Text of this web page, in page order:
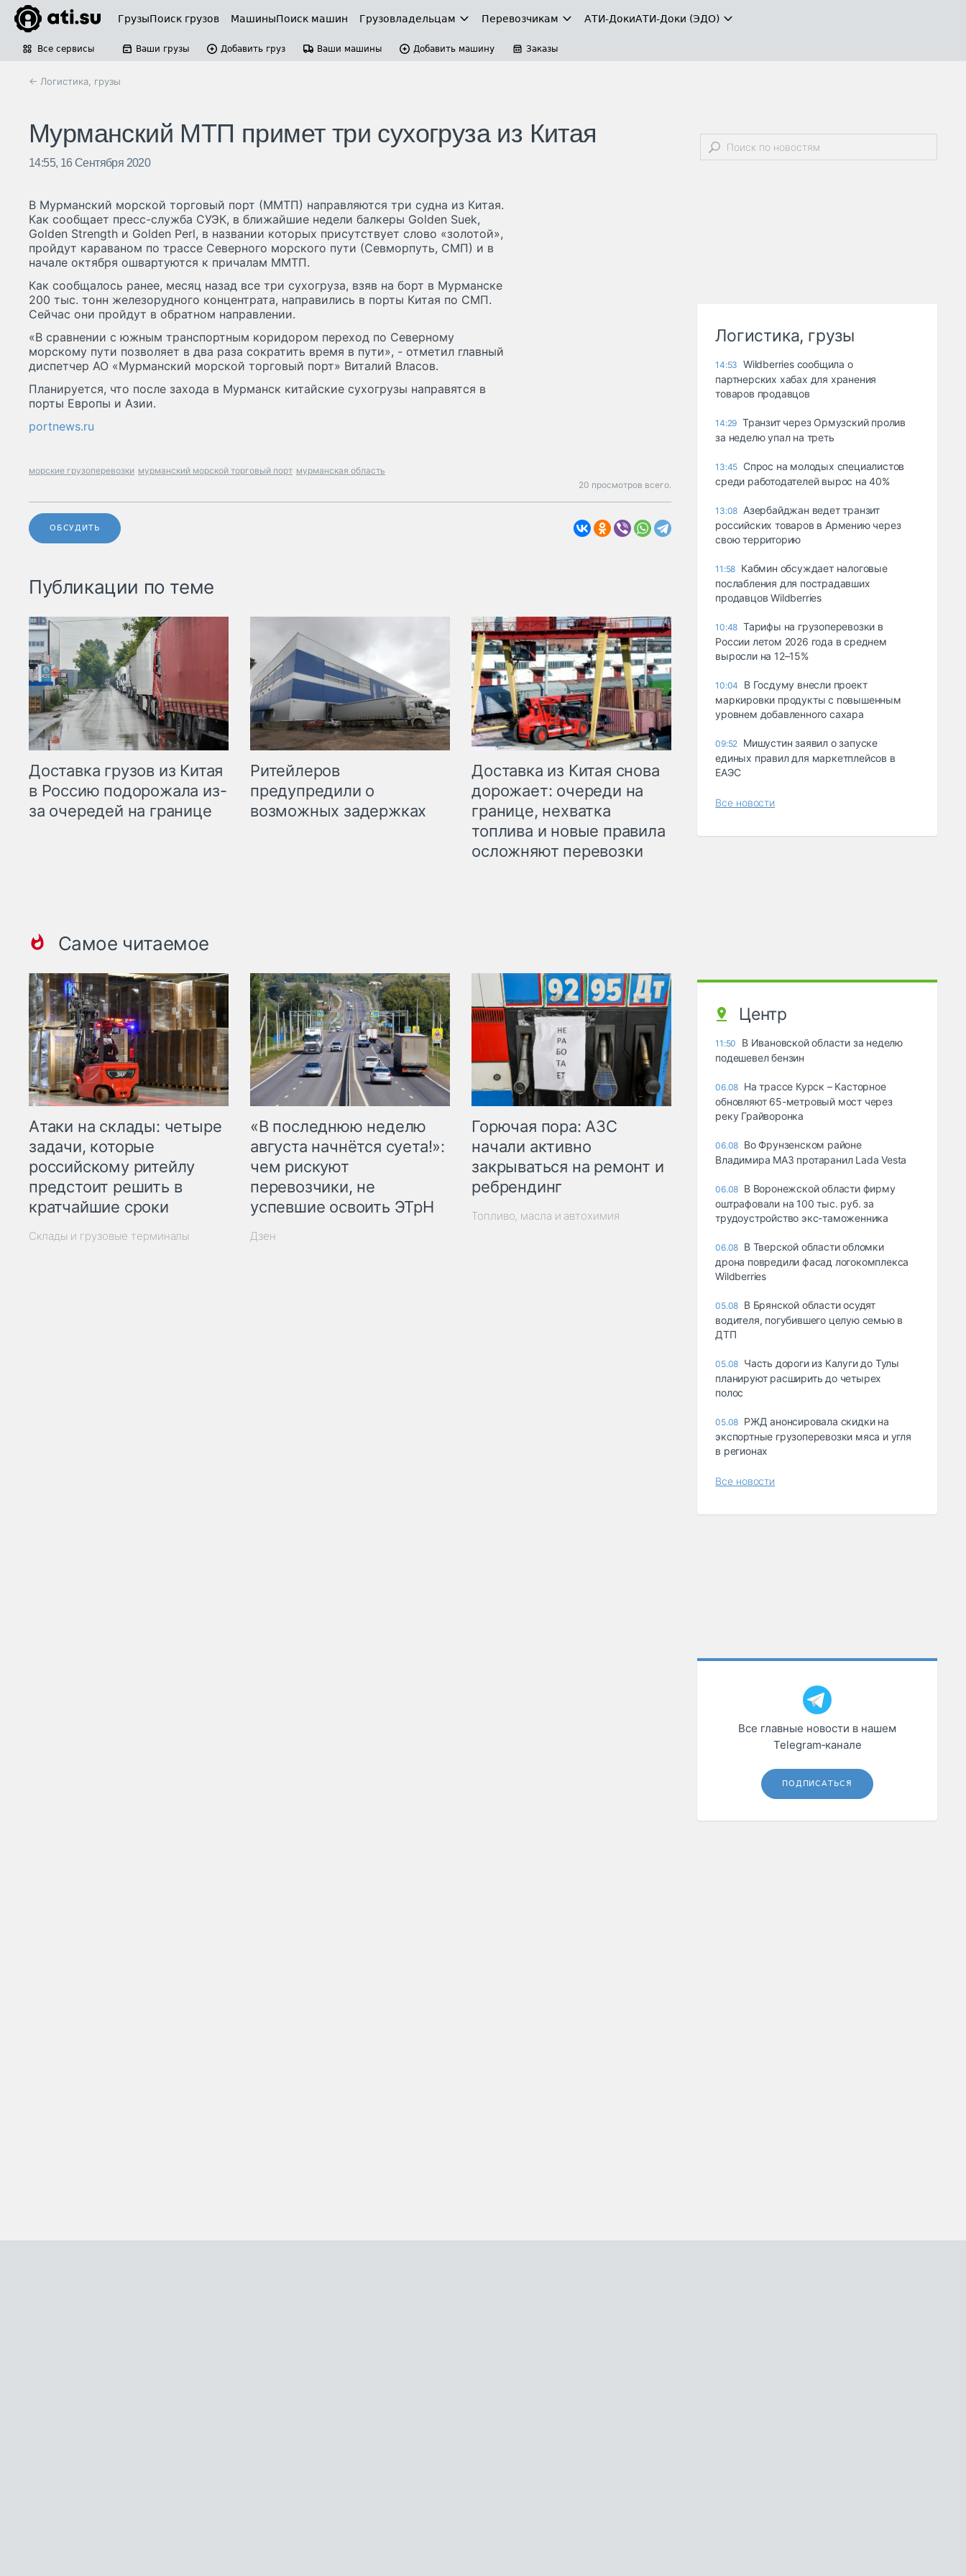
ГрузыПоиск грузов МашиныПоиск машин Грузовладельцам Перевозчикам АТИ-ДокиАТИ-Доки (ЭДО)
Все сервисы Ваши грузы Добавить груз Ваши машины Добавить машину Заказы
← Логистика, грузы
Мурманский МТП примет три сухогруза из Китая
14:55, 16 Сентября 2020
В Мурманский морской торговый порт (ММТП) направляются три судна из Китая.
Как сообщает пресс-служба СУЭК, в ближайшие недели балкеры Golden Suek,
Golden Strength и Golden Perl, в названии которых присутствует слово «золотой»,
пройдут караваном по трассе Северного морского пути (Севморпуть, СМП) и в
начале октября ошвартуются к причалам ММТП.
Как сообщалось ранее, месяц назад все три сухогруза, взяв на борт в Мурманске
200 тыс. тонн железорудного концентрата, направились в порты Китая по СМП.
Сейчас они пройдут в обратном направлении.
«В сравнении с южным транспортным коридором переход по Северному
морскому пути позволяет в два раза сократить время в пути», - отметил главный
диспетчер АО «Мурманский морской торговый порт» Виталий Власов.
Планируется, что после захода в Мурманск китайские сухогрузы направятся в
порты Европы и Азии.
portnews.ru
морские грузоперевозки мурманский морской торговый порт мурманская область
20 просмотров всего.
ОБСУДИТЬ
Публикации по теме
Доставка грузов из Китая
в Россию подорожала из-
за очередей на границе
Ритейлеров
предупредили о
возможных задержках
Доставка из Китая снова
дорожает: очереди на
границе, нехватка
топлива и новые правила
осложняют перевозки
Самое читаемое
Атаки на склады: четыре
задачи, которые
российскому ритейлу
предстоит решить в
кратчайшие сроки
Склады и грузовые терминалы
«В последнюю неделю
августа начнётся суета!»:
чем рискуют
перевозчики, не
успевшие освоить ЭТрН
Дзен
Горючая пора: АЗС
начали активно
закрываться на ремонт и
ребрендинг
Топливо, масла и автохимия
Логистика, грузы
14:53
Wildberries сообщила о
партнерских хабах для хранения
товаров продавцов
14:29 Транзит через Ормузский пролив
за неделю упал на треть
13:45 Спрос на молодых специалистов
среди работодателей вырос на 40%
13:08 Азербайджан ведет транзит
российских товаров в Армению через
свою территорию
11:58 Кабмин обсуждает налоговые
послабления для пострадавших
продавцов Wildberries
10:48 Тарифы на грузоперевозки в
России летом 2026 года в среднем
выросли на 12–15%
10:04
В Госдуму внесли проект
маркировки продукты с повышенным
уровнем добавленного сахара
09:52 Мишустин заявил о запуске
единых правил для маркетплейсов в
ЕАЭС
Все новости
Центр
11:50
В Ивановской области за неделю
подешевел бензин
06.08 На трассе Курск – Касторное
обновляют 65-метровый мост через
реку Грайворонка
06.08 Во Фрунзенском районе
Владимира МАЗ протаранил Lada Vesta
06.08 В Воронежской области фирму
оштрафовали на 100 тыс. руб. за
трудоустройство экс-таможенника
06.08 В Тверской области обломки
дрона повредили фасад логокомплекса
Wildberries
05.08 В Брянской области осудят
водителя, погубившего целую семью в
ДТП
05.08 Часть дороги из Калуги до Тулы
планируют расширить до четырех
полос
05.08 РЖД анонсировала скидки на
экспортные грузоперевозки мяса и угля
в регионах
Все новости
Все главные новости в нашем
Telegram‑канале
ПОДПИСАТЬСЯ